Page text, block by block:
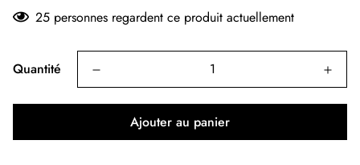
25 personnes regardent ce produit actuellement
Quantité
Ajouter au panier